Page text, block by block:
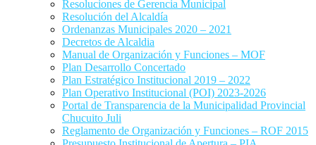
Resoluciones de Gerencia Municipal
Resolución del Alcaldía
Ordenanzas Municipales 2020 – 2021
Decretos de Alcaldia
Manual de Organización y Funciones – MOF
Plan Desarrollo Concertado
Plan Estratégico Institucional 2019 – 2022
Plan Operativo Institucional (POI) 2023-2026
Portal de Transparencia de la Municipalidad Provincial
Chucuito Juli
Reglamento de Organización y Funciones – ROF 2015